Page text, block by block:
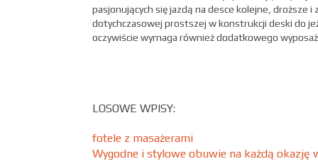
pasjonujących się jazdą na desce kolejne, droższe
dotychczasowej prostszej w konstrukcji deski do
oczywiście wymaga również dodatkowego
LOSOWE WPISY:
fotele z masażerami
Wygodne i stylowe obuwie na każdą okazję